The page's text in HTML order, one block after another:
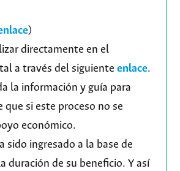
)
directamente en el
a través del siguienteenlace.
la información y guía para
que si este proceso no se
económico.
sido ingresado a la base de
duración de su beneficio. Y así